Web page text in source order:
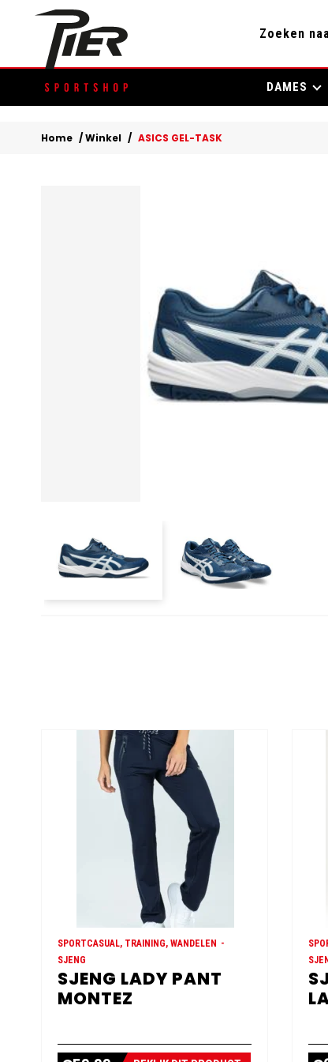
Zoeken
Skip
DAMES
Home /Winkel / ASICS GEL-TASK
SPORTCASUAL, TRAINING, WANDELEN
SJENG
SJENG LADY PANT
MONTEZ